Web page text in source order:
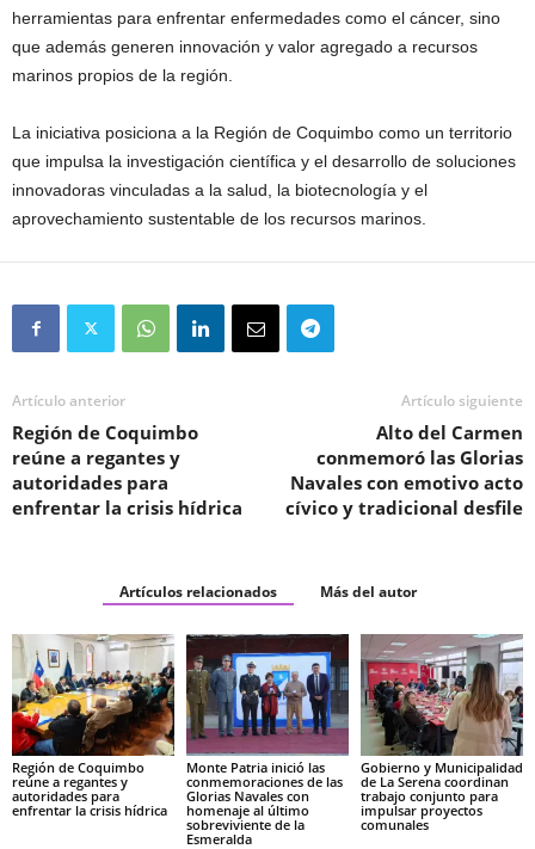
herramientas para enfrentar enfermedades como el cáncer, sino
que además generen innovación y valor agregado a recursos
marinos propios de la región.
La iniciativa posiciona a la Región de Coquimbo como un territorio
que impulsa la investigación científica y el desarrollo de soluciones
innovadoras vinculadas a la salud, la biotecnología y el
aprovechamiento sustentable de los recursos marinos.
Artículo anterior
Región de Coquimbo
reúne a regantes y
autoridades para
enfrentar la crisis hídrica
Artículo siguiente
Alto del Carmen
conmemoró las Glorias
Navales con emotivo acto
cívico y tradicional desfile
Artículos relacionados Más del autor
Región de Coquimbo
reúne a regantes y
autoridades para
enfrentar la crisis hídrica
Monte Patria inició las
conmemoraciones de las
Glorias Navales con
homenaje al último
sobreviviente de la
Esmeralda
Gobierno y Municipalidad
de La Serena coordinan
trabajo conjunto para
impulsar proyectos
comunales